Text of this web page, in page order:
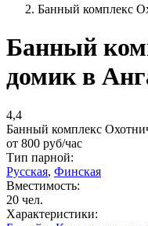
Банный комплекс
Банный
домик в
4,4
Банный комплекс
от 800 руб/час
Тип парной:
Русская, Финская
Вместимость:
20 чел.
Характеристики: